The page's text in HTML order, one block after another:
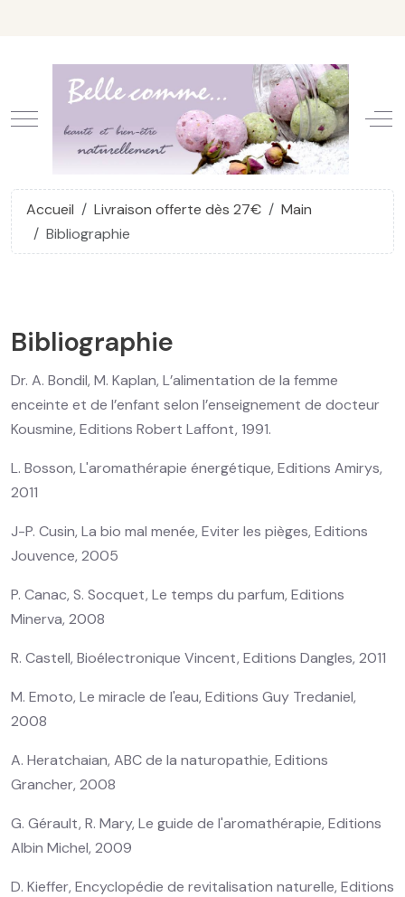
Mobile Menu Toggle
Accueil Livraison offerte dès 27€
Main
Bibliographie
Bibliographie
Dr. A. Bondil, M. Kaplan, L’alimentation de la femme
enceinte et de l’enfant selon l’enseignement de docteur
Kousmine, Editions Robert Laffont, 1991.
L. Bosson, L'aromathérapie énergétique, Editions Amirys,
2011
J-P. Cusin, La bio mal menée, Eviter les pièges, Editions
Jouvence, 2005
P. Canac, S. Socquet, Le temps du parfum, Editions
Minerva, 2008
R. Castell, Bioélectronique Vincent, Editions Dangles, 2011
M. Emoto, Le miracle de l'eau, Editions Guy Tredaniel,
2008
A. Heratchaian, ABC de la naturopathie, Editions
Grancher, 2008
G. Gérault, R. Mary, Le guide de l'aromathérapie, Editions
Albin Michel, 2009
D. Kieffer, Encyclopédie de revitalisation naturelle, Editions